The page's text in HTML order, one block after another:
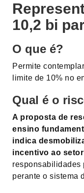
10,2 bi
O que é?
Permite
limite de 10% no
Qual é o
A proposta de
ensino
indica
incentivo ao
responsabilidades
perante o sistema